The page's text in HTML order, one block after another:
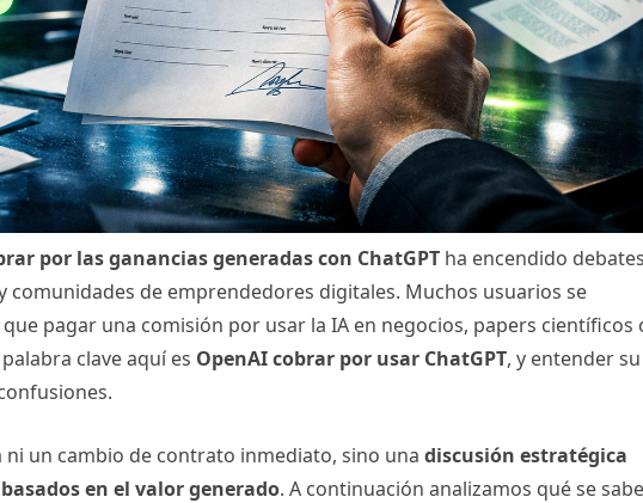
por las ganancias generadas con ChatGPT ha encendido
comunidades de emprendedores digitales. Muchos usuarios se
pagar una comisión por usar la IA en negocios, papers científicos
clave aquí es OpenAI cobrar por usar ChatGPT, y entender su
ni un cambio de contrato inmediato, sino una discusión estratégica
en el valor generado. A continuación analizamos qué se